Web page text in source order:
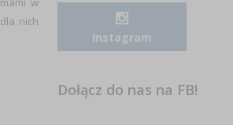
nich
Instagram
Dołącz do nas na FB!